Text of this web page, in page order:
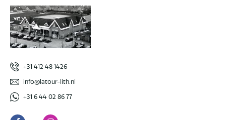
+31 412 48 1426
info@latour-lith.nl
+31 6 44 02 86 77